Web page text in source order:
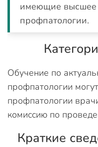
имеющие высшее
профпатологии.
Обучение по
профпатологии
профпатологии
комиссию по
Краткие